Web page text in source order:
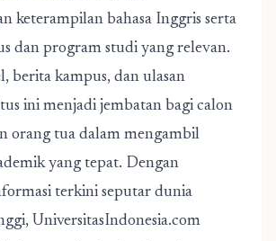
keterampilan bahasa Inggris serta
dan program studi yang relevan.
berita kampus, dan ulasan
ini menjadi jembatan bagi calon
orang tua dalam mengambil
yang tepat. Dengan
terkini seputar dunia
UniversitasIndonesia.com